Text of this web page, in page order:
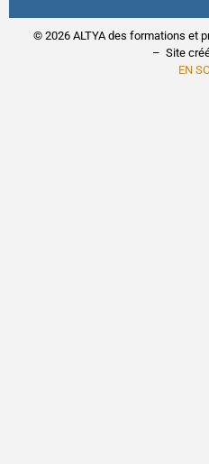
© 2026 ALTYA des formations et
– Site
EN